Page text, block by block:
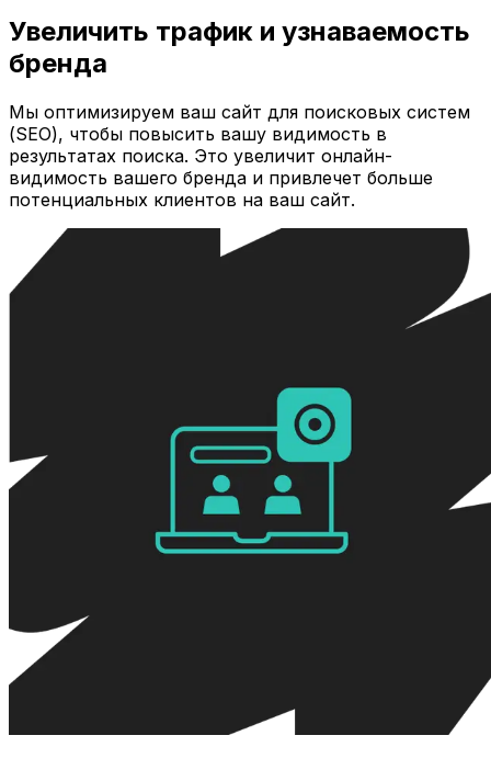
Увеличить трафик и узнаваемость
бренда
Мы оптимизируем ваш сайт для поисковых систем
(SEO), чтобы повысить вашу видимость в
результатах поиска. Это увеличит онлайн-
видимость вашего бренда и привлечет больше
потенциальных клиентов на ваш сайт.